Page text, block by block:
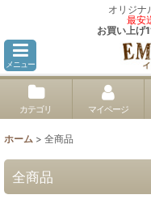
オリジナ
最安
お買い上げ
メニュー
カテゴリ マイページ
ホーム > 全商品
全商品